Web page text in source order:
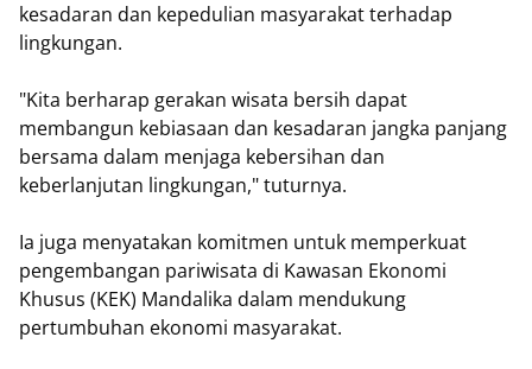
kesadaran dan kepedulian masyarakat terhadap
lingkungan.
"Kita berharap gerakan wisata bersih dapat
membangun kebiasaan dan kesadaran jangka panjang
bersama dalam menjaga kebersihan dan
keberlanjutan lingkungan," tuturnya.
Ia juga menyatakan komitmen untuk memperkuat
pengembangan pariwisata di Kawasan Ekonomi
Khusus (KEK) Mandalika dalam mendukung
pertumbuhan ekonomi masyarakat.